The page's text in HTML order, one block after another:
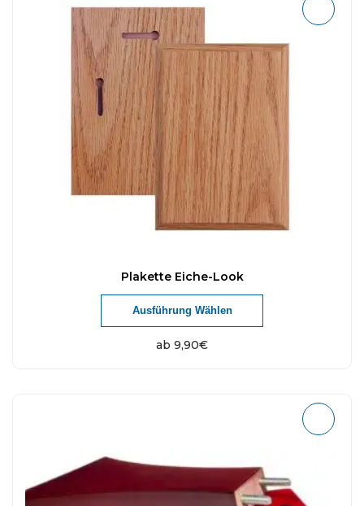
Plakette Eiche-Look
ab 9,90€
Ausführung Wählen